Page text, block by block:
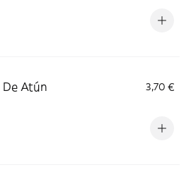
De Atún
3,70 €